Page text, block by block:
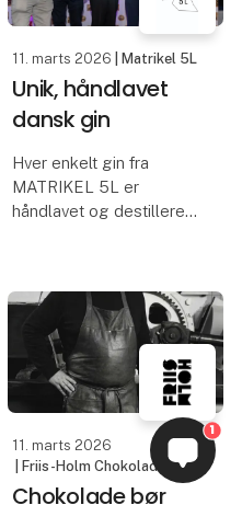
mandler med
11. marts 2026 | Matrikel 5L
Unik, håndlavet
dansk gin
Hver enkelt gin fra
MATRIKEL 5L er
håndlavet og destilleret
dig på en rejse gennem
rige og forskelligartede
smagslandskaber. Fra
de d
11. marts 2026
| Friis-Holm Chokolade
Chokolade bør
1